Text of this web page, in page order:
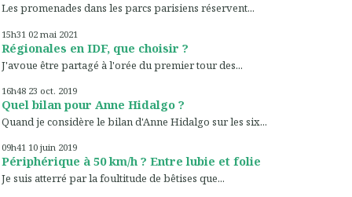
Les promenades dans les parcs parisiens réservent...
15h31 02 mai 2021
Régionales en IDF, que choisir ?
J'avoue être partagé à l'orée du premier tour des...
16h48 23 oct. 2019
Quel bilan pour Anne Hidalgo ?
Quand je considère le bilan d'Anne Hidalgo sur les six...
09h41 10 juin 2019
Périphérique à 50 km/h ? Entre lubie et folie
Je suis atterré par la foultitude de bêtises que...